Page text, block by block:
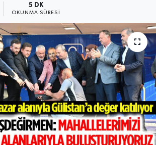
5 DK
OKUNMA SÜRESI